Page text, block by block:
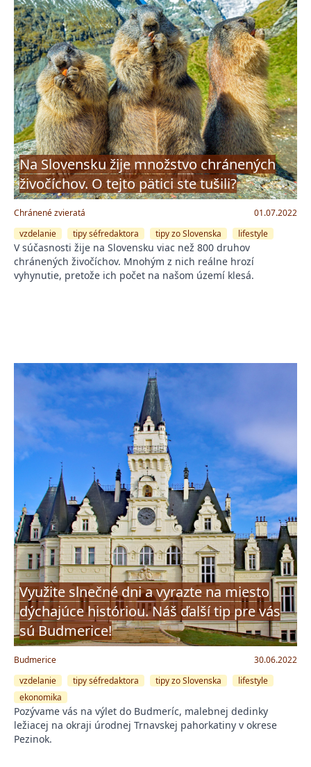
Na Slovensku žije množstvo chránených
živočíchov. O tejto pätici ste tušili?
Chránené zvieratá
01.07.2022
vzdelanie
tipy séfredaktora tipy zo Slovenska lifestyle
V súčasnosti žije na Slovensku viac než 800 druhov
chránených živočíchov. Mnohým z nich reálne hrozí
vyhynutie, pretože ich počet na našom území klesá.
Využite slnečné dni a vyrazte na miesto
dýchajúce históriou. Náš ďalší tip pre vás
sú Budmerice!
Budmerice
30.06.2022
vzdelanie
tipy séfredaktora tipy zo Slovenska
lifestyle
ekonomika
Pozývame vás na výlet do Budmeríc, malebnej dedinky
ležiacej na okraji úrodnej Trnavskej pahorkatiny v okrese
Pezinok.